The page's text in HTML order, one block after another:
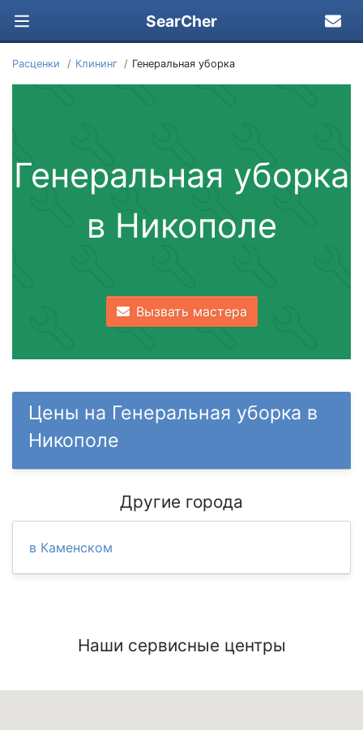
SearCher
Расценки Клининг Генеральная уборка
Генеральная уборка
в Никополе
Вызвать мастера
Цены на Генеральная уборка в
Никополе
Другие города
в Каменском
Наши сервисные центры